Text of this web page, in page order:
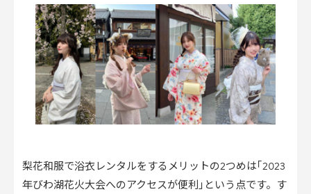
梨花和服で浴衣レンタルをするメリットの2つめは｢2023
年びわ湖花火大会へのアクセスが便利｣という点です。す